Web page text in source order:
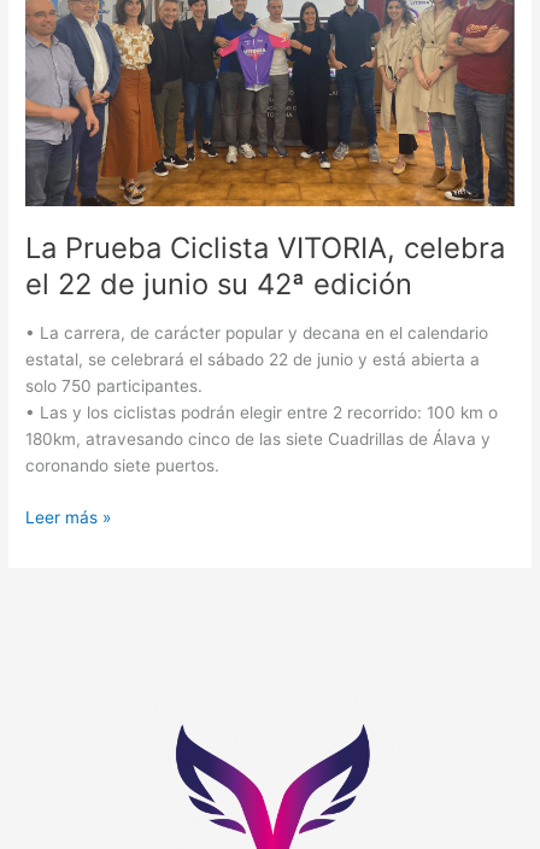
La Prueba Ciclista VITORIA, celebra
el 22 de junio su 42ª edición
• La carrera, de carácter popular y decana en el calendario
estatal, se celebrará el sábado 22 de junio y está abierta a
solo 750 participantes.
• Las y los ciclistas podrán elegir entre 2 recorrido: 100 km o
180km, atravesando cinco de las siete Cuadrillas de Álava y
coronando siete puertos.
22
de
junio
su
42ª
edición
Leer más »